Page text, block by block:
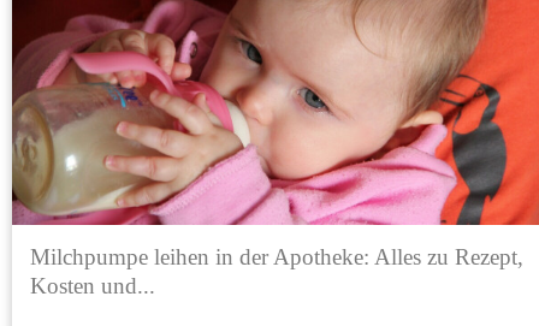
Milchpumpe leihen in der Apotheke: Alles zu Rezept,
Kosten und...